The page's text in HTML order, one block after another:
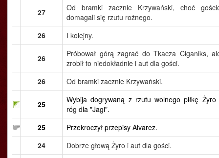
27
Od bramki zacznie Krzywański, choć
domagali się rzutu rożnego.
26
I kolejny.
26
Próbował górą zagrać do Tkacza Ciganiks,
zrobił to niedokładnie i aut dla gości.
26
Od bramki zacznie Krzywański.
25
Wybija dogrywaną z rzutu wolnego piłkę Żyro
róg dla "Jagi".
25
Przekroczył przepisy Alvarez.
24
Dobrze głową Żyro i aut dla gości.